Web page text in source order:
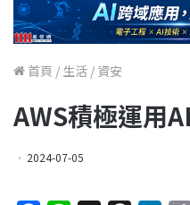
首頁 / 生活 / 資安
AWS積極運用
2024-07-05